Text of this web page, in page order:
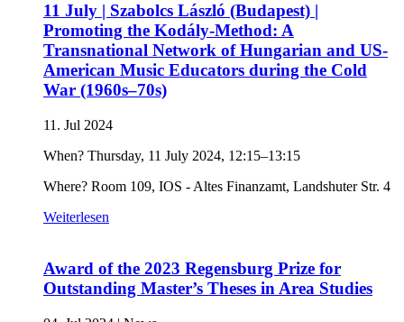
11 July | Szabolcs László (Budapest) |
Promoting the Kodály-Method: A
Transnational Network of Hungarian and US-
American Music Educators during the Cold
War (1960s–70s)
11. Jul 2024
When? Thursday, 11 July 2024, 12:15–13:15
Where? Room 109, IOS - Altes Finanzamt, Landshuter Str. 4
Weiterlesen
Award of the 2023 Regensburg Prize for
Outstanding Master’s Theses in Area Studies